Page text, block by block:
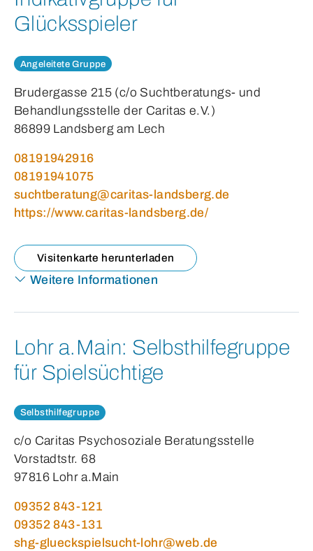
Glücksspieler
Angeleitete Gruppe
Brudergasse 215 (c/o Suchtberatungs- und
Behandlungsstelle der Caritas e.V.)
86899 Landsberg am Lech
08191942916
08191941075
suchtberatung@caritas-landsberg.de
https://www.caritas-landsberg.de/
Visitenkarte herunterladen
Weitere Informationen
Lohr a.Main: Selbsthilfegruppe
für Spielsüchtige
Selbsthilfegruppe
c/o Caritas Psychosoziale Beratungsstelle
Vorstadtstr. 68
97816 Lohr a.Main
09352 843-121
09352 843-131
shg-glueckspielsucht-lohr@web.de